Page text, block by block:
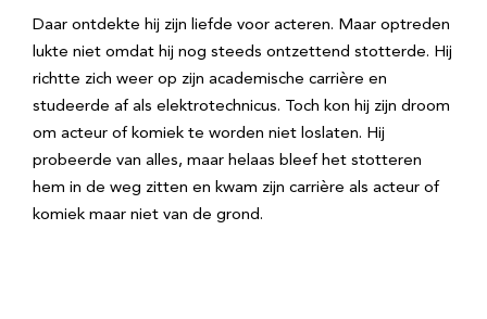
Daar ontdekte hij zijn liefde voor acteren. Maar optreden
lukte niet omdat hij nog steeds ontzettend stotterde. Hij
richtte zich weer op zijn academische carrière en
studeerde af als elektrotechnicus. Toch kon hij zijn droom
om acteur of komiek te worden niet loslaten. Hij
probeerde van alles, maar helaas bleef het stotteren
hem in de weg zitten en kwam zijn carrière als acteur of
komiek maar niet van de grond.